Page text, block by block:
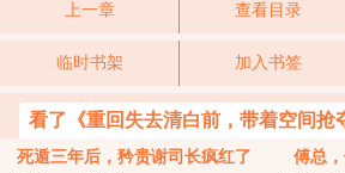
上一章 查看目录
临时书架 加入书签
看了《重回失去清白前，带着空间抢
死遁三年后，矜贵谢司长疯红了
傅总